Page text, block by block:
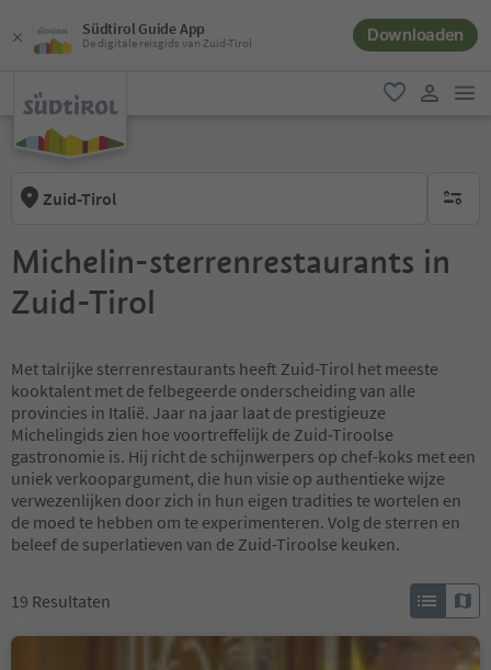
Südtirol Guide App
De digitale reisgids van Zuid-Tirol Downloaden
favoriet
Zuid-Tirol geen
Michelin-sterrenrestaurants in
Zuid-Tirol
Met talrijke sterrenrestaurants heeft Zuid-Tirol het meeste
kooktalent met de felbegeerde onderscheiding van alle
provincies in Italië. Jaar na jaar laat de prestigieuze
Michelingids zien hoe voortreffelijk de Zuid-Tiroolse
gastronomie is. Hij richt de schijnwerpers op chef-koks met een
uniek verkoopargument, die hun visie op authentieke wijze
verwezenlijken door zich in hun eigen tradities te wortelen en
de moed te hebben om te experimenteren. Volg de sterren en
beleef de superlatieven van de Zuid-Tiroolse keuken.
19 Resultaten
Hotel Ristorante Elephant